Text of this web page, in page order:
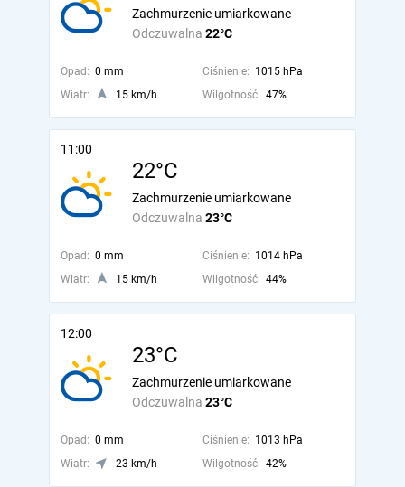
Odczuwalna 22°C
Zachmurzenie umiarkowane
Opad: 0 mm Ciśnienie: 1015 hPa
Wiatr:
15 km/h Wilgotność: 47%
11:00
22°C
Odczuwalna 23°C
Zachmurzenie umiarkowane
Opad: 0 mm Ciśnienie: 1014 hPa
Wiatr:
15 km/h Wilgotność: 44%
12:00
23°C
Odczuwalna 23°C
Zachmurzenie umiarkowane
Opad: 0 mm Ciśnienie: 1013 hPa
Wiatr:
23 km/h Wilgotność: 42%